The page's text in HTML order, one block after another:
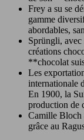
Frey a su se
gamme
abordables,
Sprüngli, avec
créations
**chocolat
Les
internationale
En 1900, la
production de
Camille Bloch
grâce au